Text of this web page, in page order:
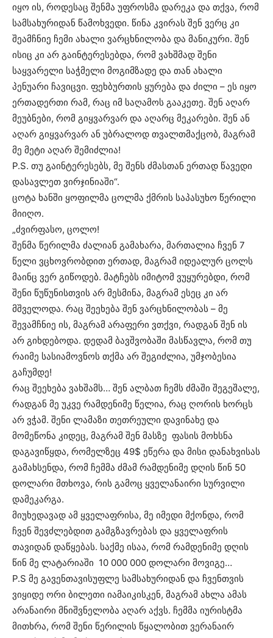
იყო ის, როდესაც შენმა უფროსმა დარეკა და თქვა, რომ
სამსახურიდან წამოხვედი. წინა კვირას შენ ვერც კი
შეამჩნიე ჩემი ახალი ვარცხნილობა და მანიკური. შენ
ისიც კი არ გაინტერესებდა, რომ ვახშმად შენი
საყვარელი საჭმელი მოგიმზადე და თან ახალი
პენუარი ჩავიცვი. ფეხბურთის ყურება და ძილი – ეს იყო
ერთადერთი რამ, რაც იმ საღამოს გააკეთე. შენ აღარ
მეუბნები, რომ გიყვარვარ და აღარც მეკარები. შენ ან
აღარ გიყვარვარ ან უბრალოდ თვალთმაქცობ, მაგრამ
მე მეტი აღარ შემიძლია!
P.S. თუ გაინტერესებს, მე შენს ძმასთან ერთად წავედი
დასავლეთ ვირჯინიაში“.
ცოტა ხანში ყოფილმა ცოლმა ქმრის საპასუხო წერილი
მიიღო.
„ძვირფასო, ცოლო!
შენმა წერილმა ძალიან გამახარა, მართალია ჩვენ 7
წელი ვცხოვრობდით ერთად, მაგრამ იდეალურ ცოლს
მაინც ვერ გიწოდებ. მატჩებს იმიტომ ვუყურებდი, რომ
შენი წუწუნისთვის არ მესმინა, მაგრამ ესეც კი არ
მშველოდა. რაც შეეხება შენ ვარცხნილობას – მე
შევამჩნიე ის, მაგრამ არაფერი ვთქვი, რადგან შენ ის
არ გიხდებოდა. დედამ ბავშვობაში მასწავლა, რომ თუ
რაიმე სასიამოვნოს თქმა არ შეგიძლია, უმჯობესია
გაჩუმდე!
რაც შეეხება ვახშამს… შენ ალბათ ჩემს ძმაში შეგეშალე,
რადგან მე უკვე რამდენიმე წელია, რაც ღორის ხორცს
არ ვჭამ. შენი ლამაზი თეთრეული დავინახე და
მომეწონა კიდეც, მაგრამ შენ მასზე ფასის მოხსნა
დაგავიწყდა, რომელზეც 49$ ეწერა და მისი დანახვისას
გამახსენდა, რომ ჩემმა ძმამ რამდენიმე დღის წინ 50
დოლარი მთხოვა, რის გამოც ყველანაირი სურვილი
დამეკარგა.
მიუხედავად ამ ყველაფრისა, მე იმედი მქონდა, რომ
ჩვენ შევძლებდით გამგზავრებას და ყველაფრის
თავიდან დაწყებას. საქმე ისაა, რომ რამდენიმე დღის
წინ მე ლატარიაში 10 000 000 დოლარი მოვიგე…
P.S მე გავენთავისუფლე სამსახურიდან და ჩვენთვის
ვიყიდე ორი ბილეთი იამაიკისკენ, მაგრამ ახლა ამას
არანაირი მნიშვნელობა აღარ აქვს. ჩემმა იურისტმა
მითხრა, რომ შენი წერილის წყალობით ვერანაირ